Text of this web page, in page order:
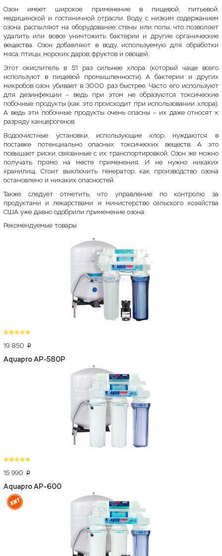
Озон имеет широкое применение в пищевой, питьевой,
медицинской и гостиничной отрасли. Воду с низким содержанием
озона распыляют на оборудование, стены или полы, что позволяет
удалить или вовсе уничтожить бактерии и другие органические
вещества. Озон добавляют в воду, используемую для обработки
мяса, птицы, морских даров, фруктов и овощей.
Этот окислитель в 51 раз сильнее хлора (который чаще всего
используют в пищевой промышленности). А бактерии и других
микробов озон убивает в 3000 раз быстрее. Часто его используют
для дезинфекции – ведь при этом не образуются токсические
побочные продукты (как это происходит при использовании хлора).
А ведь эти побочные продукты очень опасны – их даже относят к
разряду канцерогенов.
Водоочистные установки, использующие хлор, нуждаются в
поставке потенциально опасных токсических веществ. А это
повышает риски, связанные с их транспортировкой. Озон же можно
получать прямо на месте применения. И не нужно никаких
хранилищ. Стоит выключить генератор, как производство озона
остановлено и никаких опасностей.
Также следует отметить, что управление по контролю за
продуктами и лекарствами и министерство сельского хозяйства
США уже давно одобрили применение озона.
Рекомендуемые товары
19 850 p
Aquapro AP-580P
15 990 p
Aquapro AP-600